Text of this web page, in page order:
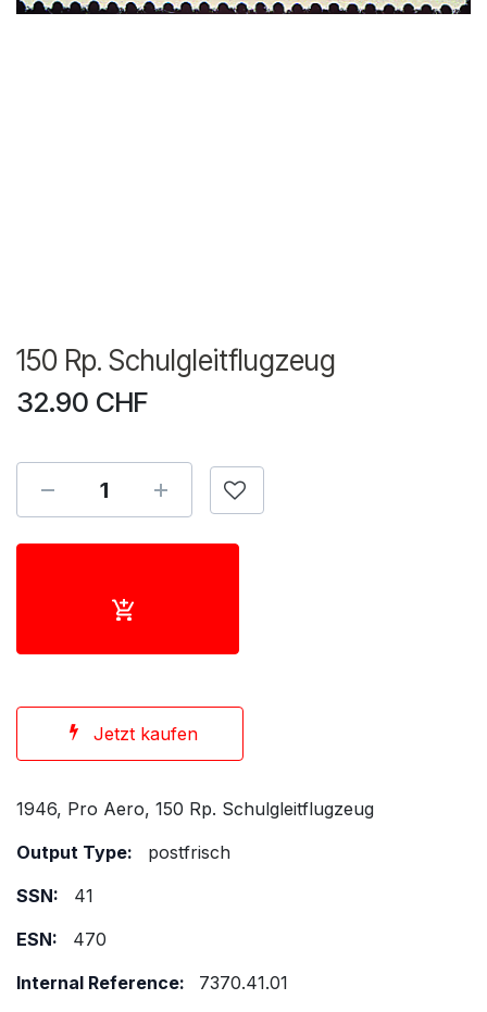
150 Rp. Schulgleitflugzeug
32.90 CHF
Jetzt kaufen
1946, Pro Aero, 150 Rp. Schulgleitflugzeug
Output Type:
postfrisch
SSN:
41
ESN:
470
Internal Reference:
7370.41.01